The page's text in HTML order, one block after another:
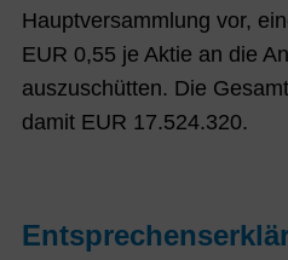
Hauptversammlung vor,
EUR 0,55 je Aktie an die
auszuschütten. Die
damit EUR 17.524.320.